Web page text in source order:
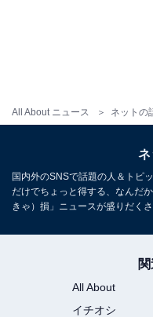
All About ニュース ネットの
ネ
国内外のSNSで話題の人＆トピ
だけでちょっと得する、なんだ
きゃ）損」ニュースが盛りだくさ
All About
イチオシ